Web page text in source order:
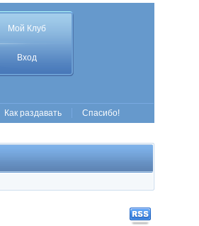
Мой Клуб
Вход
Как раздавать Спасибо!